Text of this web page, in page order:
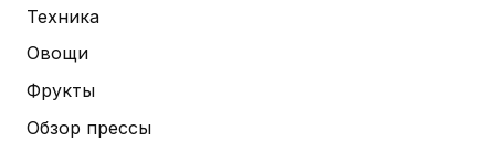
Техника
Овощи
Фрукты
Обзор прессы